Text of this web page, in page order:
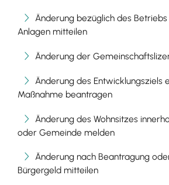
Änderung bezüglich des
Anlagen mitteilen
Änderung der
Änderung des Entwicklungsziels
Maßnahme beantragen
Änderung des Wohnsitzes
oder Gemeinde melden
Änderung nach Beantragung
Bürgergeld mitteilen